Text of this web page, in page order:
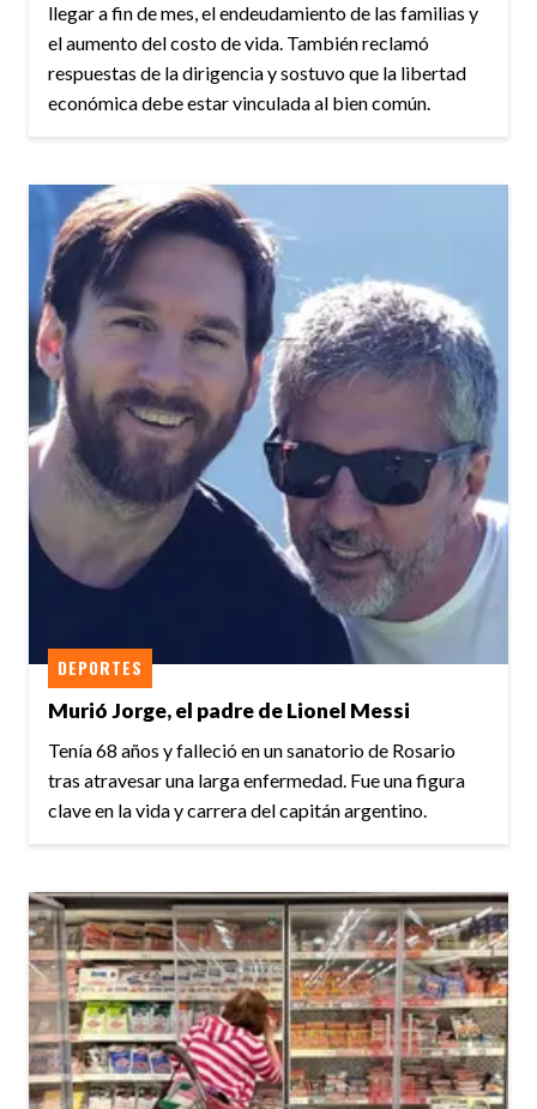
llegar a fin de mes, el endeudamiento de las familias y
el aumento del costo de vida. También reclamó
respuestas de la dirigencia y sostuvo que la libertad
económica debe estar vinculada al bien común.
Murió Jorge, el padre de Lionel Messi
DEPORTES
Tenía 68 años y falleció en un sanatorio de Rosario
tras atravesar una larga enfermedad. Fue una figura
clave en la vida y carrera del capitán argentino.